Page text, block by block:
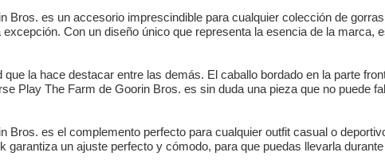
es un accesorio imprescindible para cualquier colección de
Con un diseño único que representa la esencia de la marca,
la hace destacar entre las demás. El caballo bordado en la parte
Play The Farm de Goorin Bros. es sin duda una pieza que no puede
es el complemento perfecto para cualquier outfit casual o
un ajuste perfecto y cómodo, para que puedas llevarla